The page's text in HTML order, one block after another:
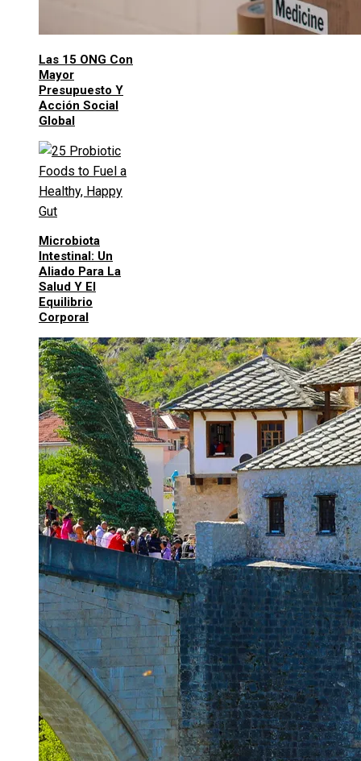
Las 15 ONG Con
Mayor
Presupuesto Y
Acción Social
Global
Microbiota
Intestinal: Un
Aliado Para La
Salud Y El
Equilibrio
Corporal